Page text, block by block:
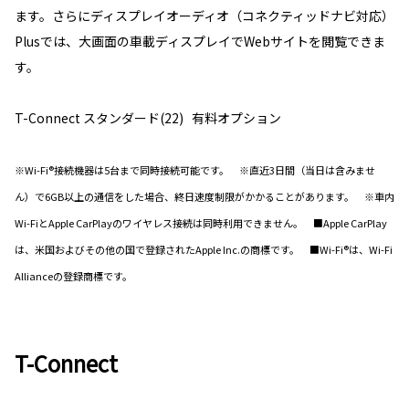
ます。さらにディスプレイオーディオ（コネクティッドナビ対応）
Plusでは、大画面の車載ディスプレイでWebサイトを閲覧できま
す。
T-Connect スタンダード(22) 有料オプション
※Wi-Fi®接続機器は5台まで同時接続可能です。 ※直近3日間（当日は含みませ
ん）で6GB以上の通信をした場合、終日速度制限がかかることがあります。 ※車内
Wi-FiとApple CarPlayのワイヤレス接続は同時利用できません。 ■Apple CarPlay
は、米国およびその他の国で登録されたApple Inc.の商標です。 ■Wi-Fi®は、Wi-Fi
Allianceの登録商標です。
T-Connect